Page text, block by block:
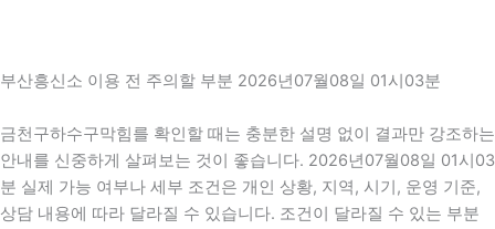
부산흥신소 이용 전 주의할 부분 2026년07월08일 01시03분
금천구하수구막힘를 확인할 때는 충분한 설명 없이 결과만 강조하는
안내를 신중하게 살펴보는 것이 좋습니다. 2026년07월08일 01시03
분 실제 가능 여부나 세부 조건은 개인 상황, 지역, 시기, 운영 기준,
상담 내용에 따라 달라질 수 있습니다. 조건이 달라질 수 있는 부분